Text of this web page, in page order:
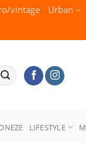
vintage Urban
LIFESTYLE